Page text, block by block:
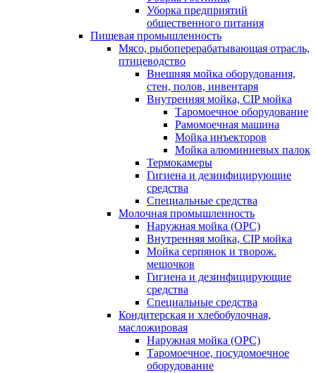
Уборка предприятий
общественного питания
Пищевая промышленность
Мясо, рыбоперерабатывающая отрасль,
птицеводство
Внешняя мойка оборудования,
стен, полов, инвентаря
Внутренняя мойка, CIP мойка
Таромоечное оборудование
Рамомоечная машина
Мойка инъекторов
Мойка алюминиевых палок
Термокамеры
Гигиена и дезинфицирующие
средства
Специальные средства
Молочная промышленность
Наружная мойка (ОРС)
Внутренняя мойка, CIP мойка
Мойка серпянок и творож.
мешочков
Гигиена и дезинфицирующие
средства
Специальные средства
Кондитерская и хлебобулочная,
масложировая
Наружная мойка (ОРС)
Таромоечное, посудомоечное
оборудование